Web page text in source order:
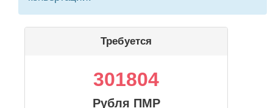
Требуется
301804
Рубля ПМР